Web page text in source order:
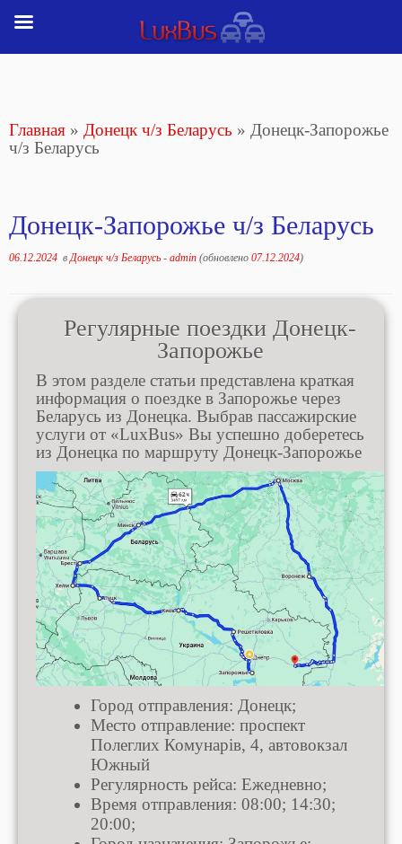
Главная » Донецк ч/з Беларусь » Донецк-Запорожье
ч/з Беларусь
Донецк-Запорожье ч/з Беларусь
06.12.2024 вДонецк ч/з Беларусь - admin (обновлено 07.12.2024)
Регулярные поездки Донецк-
Запорожье
В этом разделе статьи представлена краткая
информация о поездке в Запорожье через
Беларусь из Донецка. Выбрав пассажирские
услуги от «LuxBus» Вы успешно доберетесь
из Донецка по маршруту Донецк-Запорожье
Город отправления: Донецк;
Место отправление: проспект
Полеглих Комунарів, 4, автовокзал
Южный
Регулярность рейса: Ежедневно;
Время отправления: 08:00; 14:30;
20:00;